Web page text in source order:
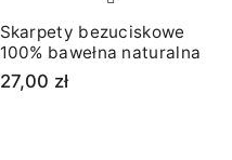
Skarpety bezuciskowe
100% bawełna naturalna
27,00 zł